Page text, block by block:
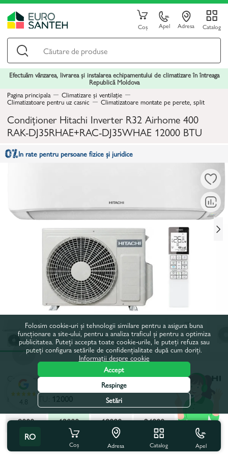
Coș Apel Adresa Catalog
Efectuăm vânzarea, livrarea și instalarea echipamentului de climatizare în întreaga
Republică Moldova
Pagina principala
Climatizare și ventilație
Climatizatoare pentru uz casnic Climatizatoare montate pe perete, split
Condiționer Hitachi Inverter R32 Airhome 400
RAK-DJ35RHAE+RAC-DJ35WHAE 12000 BTU
In rate pentru persoane fizice și juridice
Codul produsului:255509
Putere, BTU:
12000
9000
12000 18000
24000
Toate caracteristicile
Cu acest produs se cumpără
RO
Coș Adresa Catalog Apel
4.8
Folosim cookie-uri și tehnologii similare pentru a asigura buna
funcționare a site-ului, pentru a analiza traficul și pentru a optimiza
publicitatea. Puteți accepta toate cookie-urile, le puteți refuza sau
puteți configura setările de confidențialitate după cum doriți.
Informații despre cookie
Accept
Respinge
Setări